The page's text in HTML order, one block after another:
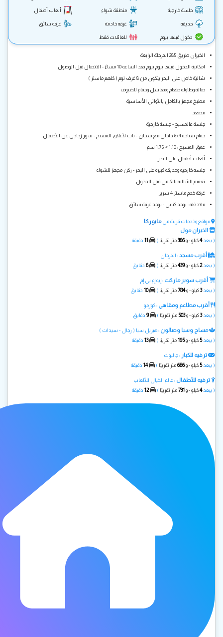
جلسة خارجية منطقة شواء ألعاب أطفال
حديقه غرفه خادمة غرفه سائق
دخول قبلها بيوم للعائلات فقط
الخيران طريق 285 المرحلة الرابعة
امكانية الدخول قبلها بيوم بيوم بعد الساعه 10 مساءً - الاتصال قبل الوصول
شالية خاص على البحر يتكون من 8 غرف نوم ( كلهم ماستر )
صالة وطاوله طعام ومغاسل وحمام للضيوف
مطبخ مجهز بالكامل بالأواني الأساسية
مصعد
جلسة عالمسبح - جلسة خارجية
حمام سباحه 6x4 داخلي مع سخان - باب لأغلاق المسبح - سور زجاجي عن الأطفال
عمق المسبح : 1.10 > 1.75 سم
ألعاب أطفال على البحر
جلسه خارجيه وحديقه كبيره على البحر - ركن مجهز للشواء
تعقيم الشاليه بالكامل قبل الدخول
غرفة خدم ماستر 4 سرير
ملاحظه : يوجد كنابل - يوجد غرفة سائق
مواقع وخدمات قريبة منمايوركا
الخيران مول
( يبعد4كيلو - و366متر تقريبًا )
11 دقيقة
أقرب مسجد : الفرحان
( يبعد2كيلو - و439متر تقريبًا )
6 دقايق
أقرب سوبر ماركت :إيه إم بي إم
( يبعد3كيلو - و784متر تقريبًا )
10 دقايق
أقرب مطاعم ومقاهي :كوزمو
( يبعد3كيلو - و503 متر تقريبًا )
9 دقايق
مساج وسبا وصالون :هيربل سبا ( رجال - سيدات )
( يبعد5 كيلو - و195متر تقريبًا )
13 دقيقة
ترفيه للكبار :جالبوت
( يبعد5 كيلو - و686متر تقريبًا )
14 دقيقة
ترفيه للأطفال : عالم الخيال للألعاب
( يبعد4كيلو - و731متر تقريبًا )
12 دقيقة